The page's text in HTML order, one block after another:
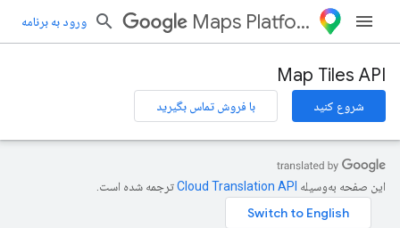
Maps Platform ورود به برنامه
Map Tiles API
شروع کنید با فروش تماس بگیرید
این صفحه به‌وسیله ترجمه شده است.